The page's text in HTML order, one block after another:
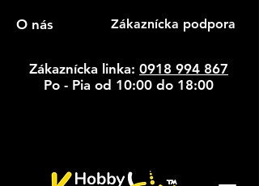
O nás Zákaznícka podpora
Zákaznícka linka: 0918 994 867
Po - Pia od 10:00 do 18:00